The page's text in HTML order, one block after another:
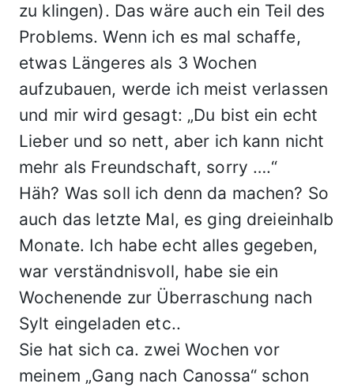
zu klingen). Das wäre auch ein Teil des
Problems. Wenn ich es mal schaffe,
etwas Längeres als 3 Wochen
aufzubauen, werde ich meist verlassen
und mir wird gesagt: „Du bist ein echt
Lieber und so nett, aber ich kann nicht
mehr als Freundschaft, sorry ….“
Häh? Was soll ich denn da machen? So
auch das letzte Mal, es ging dreieinhalb
Monate. Ich habe echt alles gegeben,
war verständnisvoll, habe sie ein
Wochenende zur Überraschung nach
Sylt eingeladen etc..
Sie hat sich ca. zwei Wochen vor
meinem „Gang nach Canossa“ schon